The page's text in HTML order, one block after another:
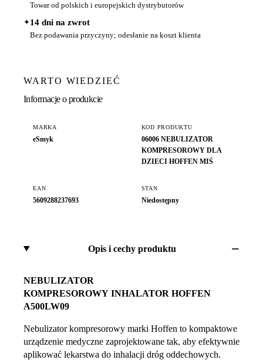
Towar od polskich i europejskich dystrybutorów
✦14 dni na zwrot
Bez podawania przyczyny; odesłanie na koszt klienta
WARTO WIEDZIEĆ
Informacje o produkcie
MARKA
eSmyk
KOD PRODUKTU
06006 NEBULIZATOR
KOMPRESOROWY DLA
DZIECI HOFFEN MIŚ
EAN
5609288237693
STAN
Niedostępny
Opis i cechy produktu
NEBULIZATOR
KOMPRESOROWY INHALATOR HOFFEN
A500LW09
Nebulizator kompresorowy marki Hoffen to kompaktowe
urządzenie medyczne zaprojektowane tak, aby efektywnie
aplikować lekarstwa do inhalacji dróg oddechowych.